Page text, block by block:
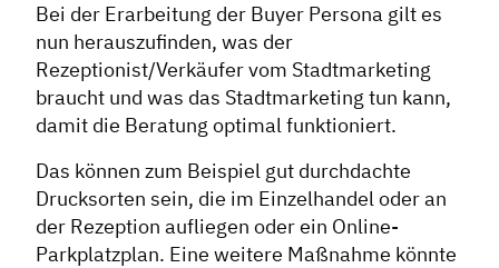
Bei der Erarbeitung der Buyer Persona gilt es
nun herauszufinden, was der
Rezeptionist/Verkäufer vom Stadtmarketing
braucht und was das Stadtmarketing tun kann,
damit die Beratung optimal funktioniert.
Das können zum Beispiel gut durchdachte
Drucksorten sein, die im Einzelhandel oder an
der Rezeption aufliegen oder ein Online-
Parkplatzplan. Eine weitere Maßnahme könnte